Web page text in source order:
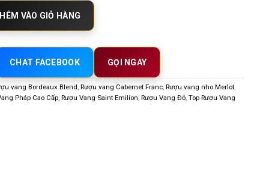
Franc Mayne 2018 – Saint-Émilion Grand Cru Classe số lượng
VÀO GIỎ HÀNG
CHAT FACEBOOK GỌI NGAY
vang Bordeaux Blend, Rượu vang Cabernet Franc, Rượu vang nho Merlot,
Pháp Cao Cấp, Rượu Vang Saint Emilion, Rượu Vang Đỏ, Top Rượu Vang